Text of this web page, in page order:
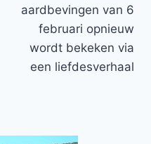
aardbevingen van 6
februari opnieuw
wordt bekeken via
een liefdesverhaal